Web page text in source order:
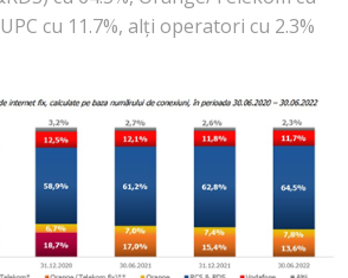
cu 11.7%, alți operatori cu 2.3%